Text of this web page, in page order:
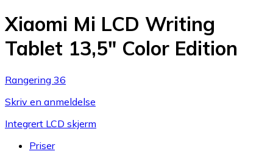
Xiaomi Mi LCD Writing
Tablet 13,5" Color Edition
Rangering 36
Skriv en anmeldelse
Integrert LCD skjerm
Priser